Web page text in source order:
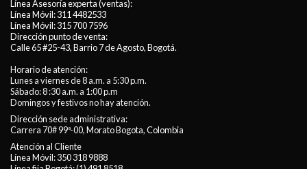
Línea Asesoría experta (ventas):
Línea Móvil:311 4482533
Línea Móvil:315 700 7596
Dirección punto de venta:
Calle 65 #25-43, Barrio 7 de Agosto, Bogotá.
Horario de atención:
Lunes a viernes de 8 a.m. a 5:30 p.m.
Sábado: 8 :30 a.m. a 1:00 p.m
Domingos y festivos no hay atención.
Dirección sede administrativa:
Carrera 70# 99ª-00, Morato Bogota, Colombia
Atención al Cliente
Línea Móvil:350 318 9888